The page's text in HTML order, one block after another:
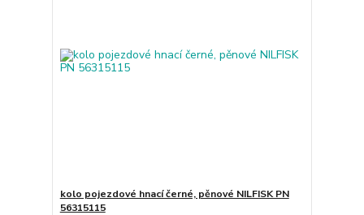
kolo pojezdové hnací černé, pěnové NILFISK PN
56315115